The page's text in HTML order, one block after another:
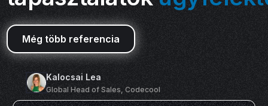
Még több referencia
Kalocsai Lea
Global Head of Sales, Codecool